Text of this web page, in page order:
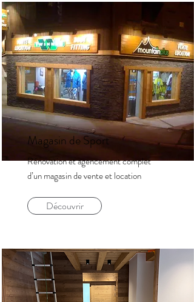
Magasin de Sport
Rénovation et agencement complet
d’un magasin de vente et location
Découvrir